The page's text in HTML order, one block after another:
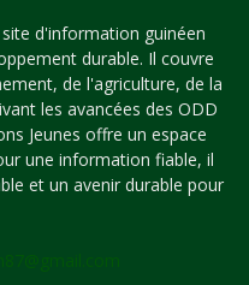
d'information guinéen
durable. Il couvre
de l'agriculture, de la
les avancées des ODD
Jeunes offre un espace
une information fiable, il
et un avenir durable pour